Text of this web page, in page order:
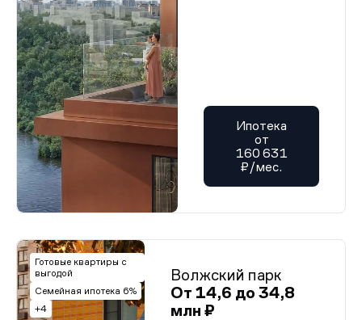
Ипотека
от
160 631
₽/мес.
Готовые квартиры с
выгодой
Семейная ипотека 6%
+4
Волжский парк
От 14,6 до 34,8
млн ₽